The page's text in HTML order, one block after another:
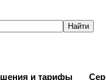
и тарифы